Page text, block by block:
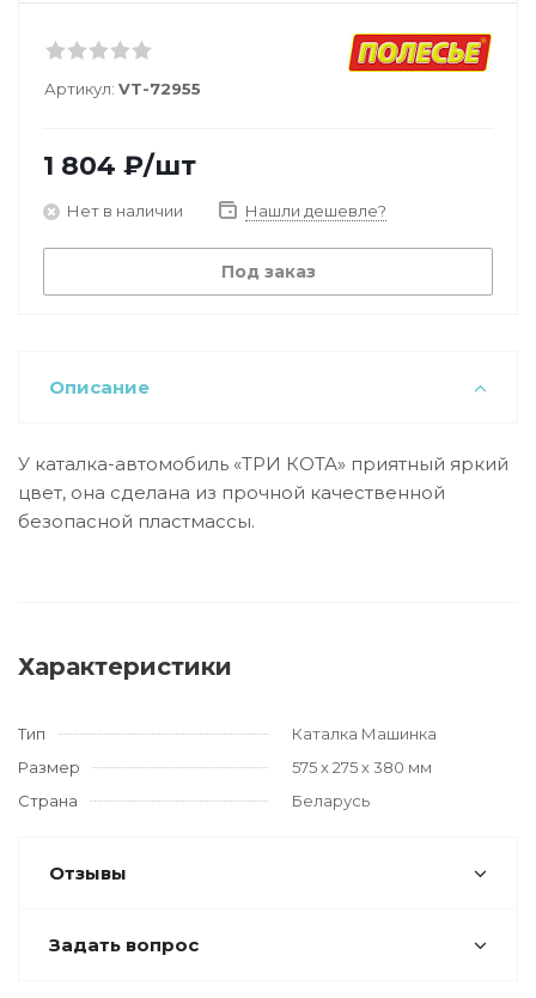
Артикул: VT-72955
1 804 ₽/шт
Нет в наличии Нашли дешевле?
Под заказ
Описание
У каталка-автомобиль «ТРИ КОТА» приятный яркий
цвет, она сделана из прочной качественной
безопасной пластмассы.
Характеристики
Тип
Каталка Машинка
Размер
575 х 275 х 380 мм
Страна
Беларусь
Отзывы
Задать вопрос